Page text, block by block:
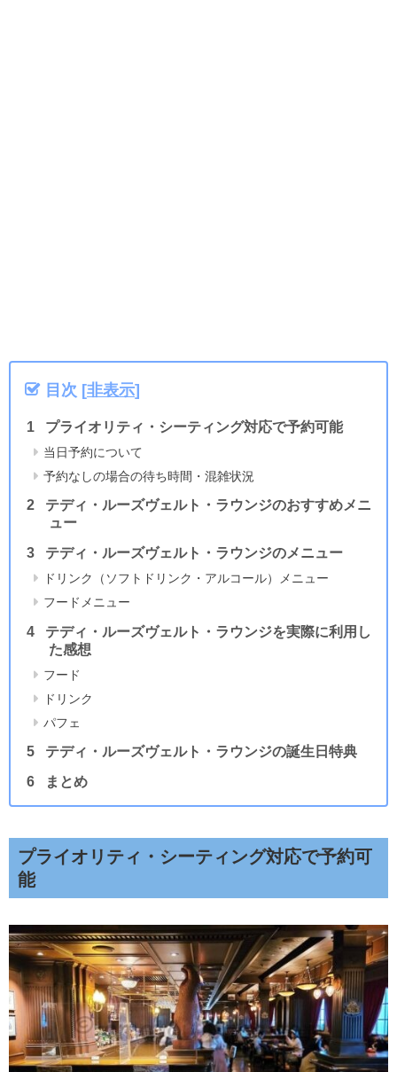
目次 [非表示]
プライオリティ・シーティング対応で予約可能
当日予約について
予約なしの場合の待ち時間・混雑状況
テディ・ルーズヴェルト・ラウンジのおすすめメニ
ュー
テディ・ルーズヴェルト・ラウンジのメニュー
ドリンク（ソフトドリンク・アルコール）メニュー
フードメニュー
テディ・ルーズヴェルト・ラウンジを実際に利用し
た感想
フード
ドリンク
パフェ
テディ・ルーズヴェルト・ラウンジの誕生日特典
まとめ
プライオリティ・シーティング対応で予約可
能